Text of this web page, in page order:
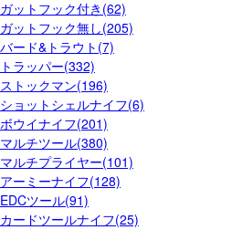
ガットフック付き(62)
ガットフック無し(205)
バード&トラウト(7)
トラッパー(332)
ストックマン(196)
ショットシェルナイフ(6)
ボウイナイフ(201)
マルチツール(380)
マルチプライヤー(101)
アーミーナイフ(128)
EDCツール(91)
カードツールナイフ(25)